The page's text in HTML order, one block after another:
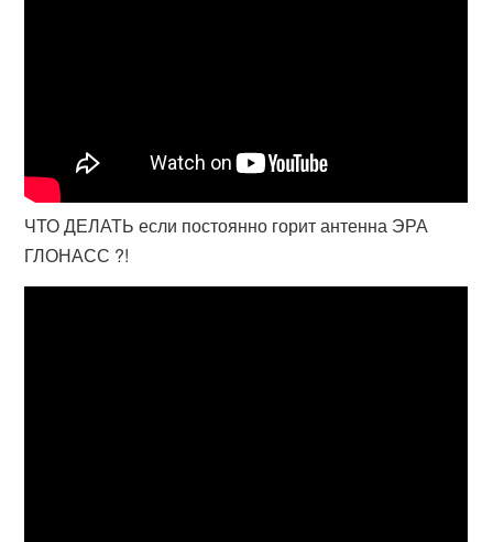
ЧТО ДЕЛАТЬ если постоянно горит антенна ЭРА
ГЛОНАСС ?!